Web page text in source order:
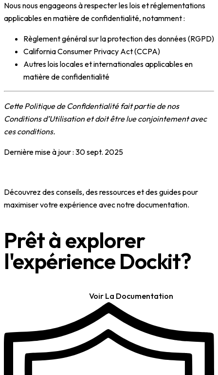
Nous nous engageons à respecter les lois et réglementations
applicables en matière de confidentialité, notamment :
Règlement général sur la protection des données (RGPD)
California Consumer Privacy Act (CCPA)
Autres lois locales et internationales applicables en
matière de confidentialité
Cette Politique de Confidentialité fait partie de nos
Conditions d’Utilisation et doit être lue conjointement avec
ces conditions.
Dernière mise à jour : 30 sept. 2025
Découvrez des conseils, des ressources et des guides pour
maximiser votre expérience avec notre documentation.
Prêt à explorer
l'expérience Dockit?
Voir La Documentation